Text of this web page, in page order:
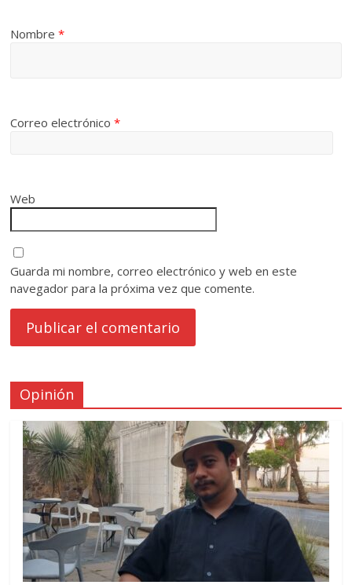
Nombre*
Correo electrónico*
Web
Guarda mi nombre, correo electrónico y web en este
navegador para la próxima vez que comente.
Opinión